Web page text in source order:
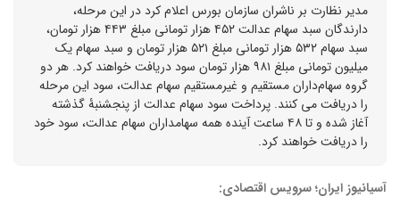
مدیر نظارت بر ناشران سازمان بورس اعلام کرد در این مرحله،
دارندگان سبد سهام عدالت ۴۵۲ هزار تومانی مبلغ ۴۴۳ هزار تومان،
سبد سهام ۵۳۲ هزار تومانی مبلغ ۵۲۱ هزار تومان و سبد سهام یک
میلیون تومانی مبلغ ۹۸۱ هزار تومان سود دریافت خواهند کرد. هر دو
گروه سهام‌داران مستقیم و غیرمستقیم سهام عدالت، سود این مرحله
را دریافت می کنند. پرداخت سود سهام عدالت از پنجشنبۀ گذشته
آغاز شده و تا ۴۸ ساعت آینده همه سهامداران سهام عدالت، سود خود
را دریافت خواهند کرد.
آسیانیوز ایران؛ سرویس اقتصادی: